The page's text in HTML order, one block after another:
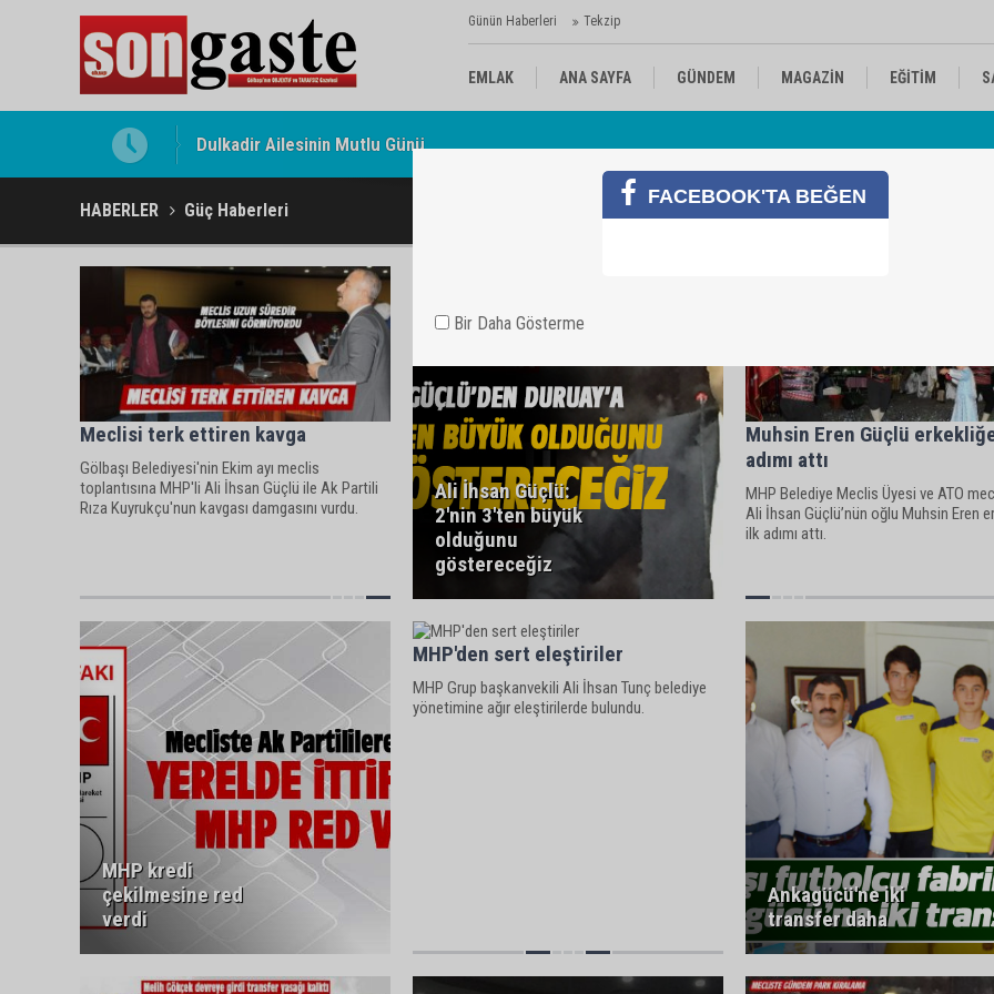
Günün Haberleri Tekzip
EMLAK ANA SAYFA GÜNDEM MAGAZİN EĞİTİM
Dulkadir Ailesinin Mutlu Günü
Gölbaşı Esnafının Sesi Ankara Kalkınma Ajansı'nda
HABERLER Güç Haberleri
Meclisi terk ettiren kavga
Gölbaşı Belediyesi'nin Ekim ayı meclis
toplantısına MHP'li Ali İhsan Güçlü ile Ak Partili
Rıza Kuyrukçu'nun kavgası damgasını vurdu.
Ali İhsan Güçlü:
2'nin 3'ten büyük
olduğunu
göstereceğiz
Muhsin Eren Güçlü
adımı attı
MHP Belediye Meclis Üyesi ve ATO
Ali İhsan Güçlü’nün oğlu Muhsin Eren
ilk adımı attı.
MHP kredi
çekilmesine red
verdi
MHP'den sert eleştiriler
MHP Grup başkanvekili Ali İhsan Tunç belediye
yönetimine ağır eleştirilerde bulundu.
Ankagücü'ne iki
transfer daha
FACEBOOK'TA BEĞEN
Bir Daha Gösterme